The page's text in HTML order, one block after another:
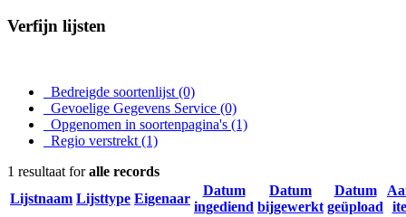
Verfijn lijsten
Bedreigde soortenlijst (0)
Gevoelige Gegevens Service (0)
Opgenomen in soortenpagina's (1)
Regio verstrekt (1)
1 resultaat foralle records
Lijstnaam Lijsttype Eigenaar
Datum
ingediend
Datum
bijgewerkt
Datum
geüpload